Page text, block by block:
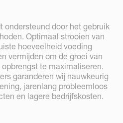
ondersteund door het gebruik
Optimaal strooien van
hoeveelheid voeding
vermijden om de groei van
te maximaliseren.
garanderen wij nauwkeurig
jarenlang probleemloos
en lagere bedrijfskosten.